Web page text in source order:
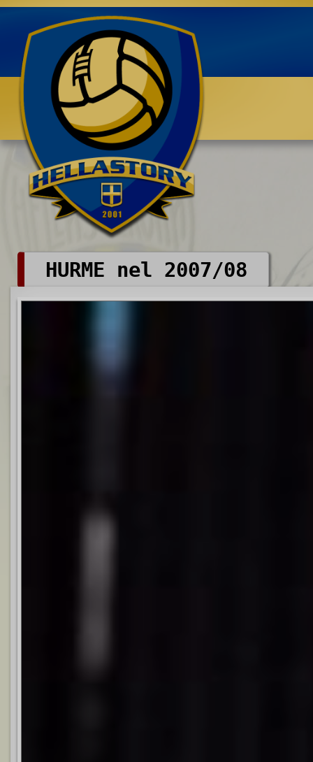
Benvenuti su HELLASTORY.net
HURME nel 2007/08